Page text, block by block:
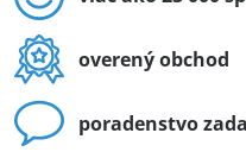
overený obchod
poradenstvo